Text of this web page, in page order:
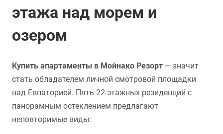
этажа над морем и
озером
Купить апартаменты в Мойнако Резорт — значит
стать обладателем личной смотровой площадки
над Евпаторией. Пять 22-этажных резиденций с
панорамным остеклением предлагают
неповторимые виды: